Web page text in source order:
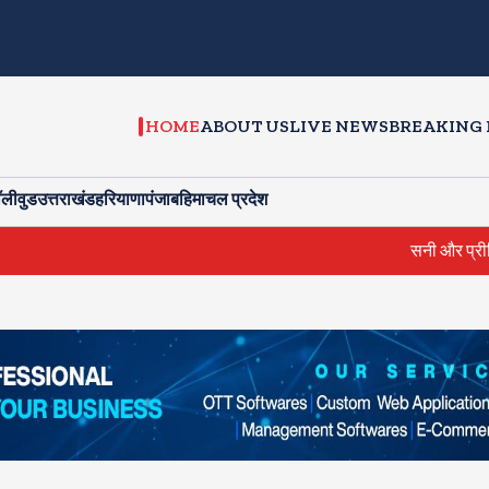
HOMEABOUT USLIVE NEWSBREAKING
उत्तराखंडहरियाणापंजाबहिमाचल प्रदेश
सनी और प्रीति जिंटा ने की सीएम से